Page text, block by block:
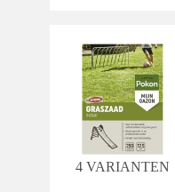
4 VARIANTEN